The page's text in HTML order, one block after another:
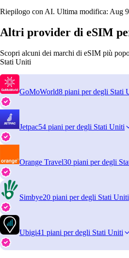
Riepilogo con AI. Ultima modifica: Aug
Altri provider di eSIM
Scopri alcuni dei marchi di eSIM più
Stati Uniti
GoMoWorld8 piani per degli Stati
Jetpac54 piani per degli Stati Uniti
Orange Travel30 piani per degli
Simbye20 piani per degli Stati Uniti
Ubigi41 piani per degli Stati Uniti